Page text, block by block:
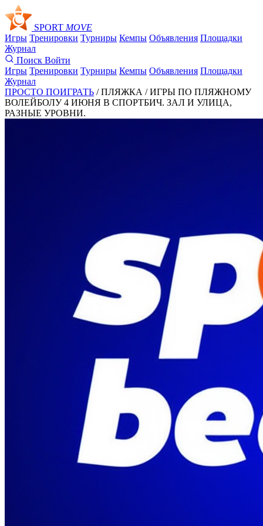
SPORT MOVE
Игры Тренировки Турниры Кемпы Объявления Площадки
Журнал
Поиск Войти
Игры Тренировки Турниры Кемпы Объявления Площадки
Журнал
ПРОСТО ПОИГРАТЬ / ПЛЯЖКА /ИГРЫ ПО ПЛЯЖНОМУ
ВОЛЕЙБОЛУ 4 ИЮНЯ В СПОРТБИЧ. ЗАЛ И УЛИЦА,
РАЗНЫЕ УРОВНИ.